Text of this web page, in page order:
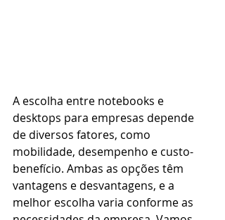
A escolha entre notebooks e
desktops para empresas depende
de diversos fatores, como
mobilidade, desempenho e custo-
benefício. Ambas as opções têm
vantagens e desvantagens, e a
melhor escolha varia conforme as